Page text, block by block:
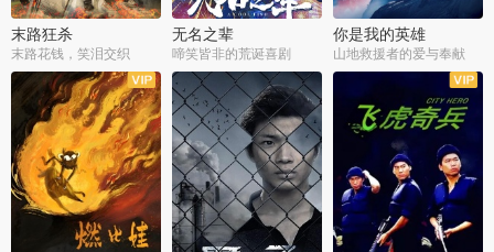
末路狂杀
末路花钱，笑泪交织
无名之辈
啼笑皆非的荒诞喜剧
你是我的英雄
山地救援者的爱与奉献